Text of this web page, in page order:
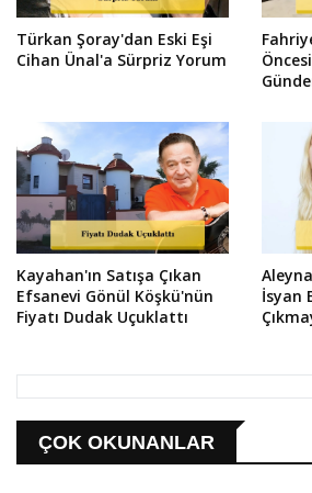
Türkan Şoray'dan Eski Eşi
Cihan Ünal'a Sürpriz Yorum
Kayahan'ın Satışa Çıkan
Efsanevi Gönül Köşkü'nün
Fiyatı Dudak Uçuklattı
İsyan
ÇOK OKUNANLAR